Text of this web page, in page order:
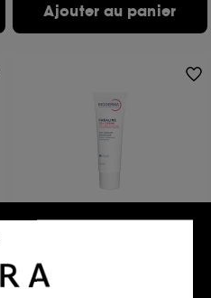
Ajouter au panier
BIODERMA
18,00€